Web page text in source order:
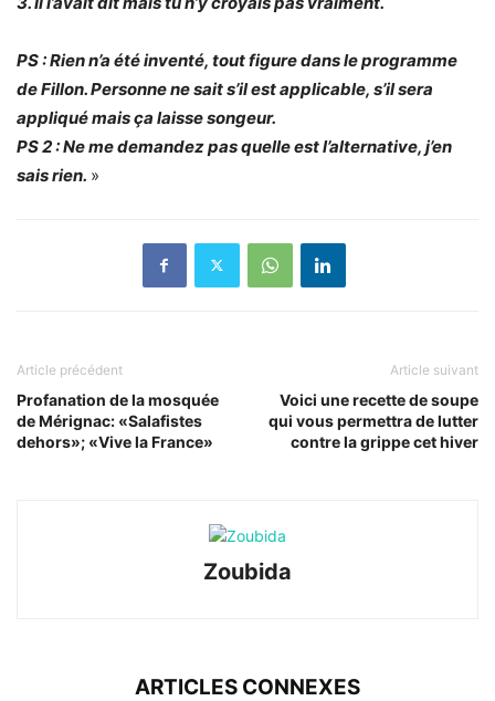
PS : Rien n’a été inventé, tout figure dans le programme
de Fillon. Personne ne sait s’il est applicable, s’il sera
appliqué mais ça laisse songeur.
PS 2 : Ne me demandez pas quelle est l’alternative, j’en
sais rien. »
Article précédent
Profanation de la mosquée
de Mérignac: «Salafistes
dehors»; «Vive la France»
Article suivant
Voici une recette de soupe
qui vous permettra de lutter
contre la grippe cet hiver
Zoubida
ARTICLES CONNEXES